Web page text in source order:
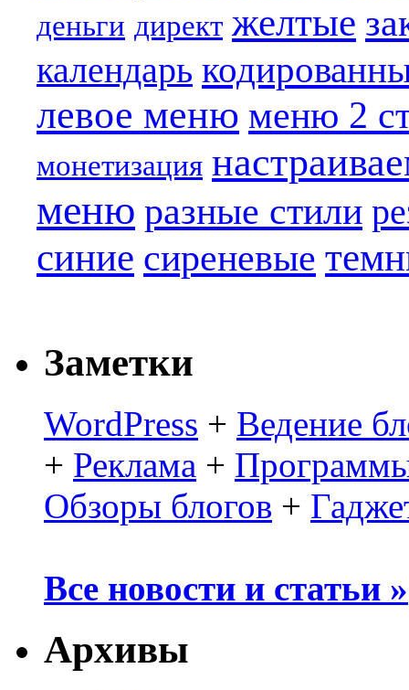
деньги директ желтые
календарь
левое меню меню 2
монетизация
меню разные стили
синие сиреневые
Заметки
WordPress + Ведение
+ Реклама +
Обзоры блогов +
Все новости и статьи »
Архивы